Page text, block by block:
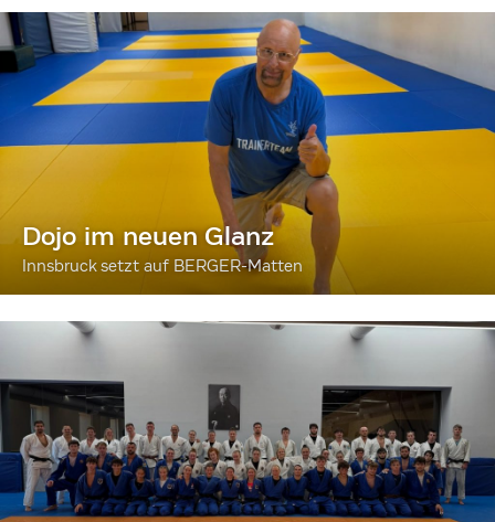
Dojo im neuen Glanz
Innsbruck setzt auf BERGER-Matten